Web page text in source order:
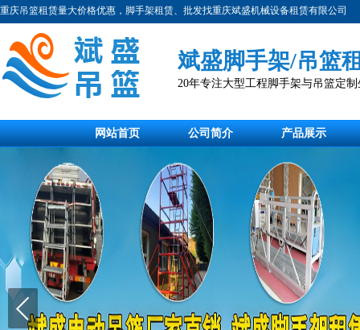
重庆吊篮租赁量大价格优惠，脚手架租赁、批发找重庆斌盛机械设备租赁有限公司
斌盛脚手架/吊篮
20年专注大型工程脚手架与吊篮定
网站首页 公司简介 产品展示